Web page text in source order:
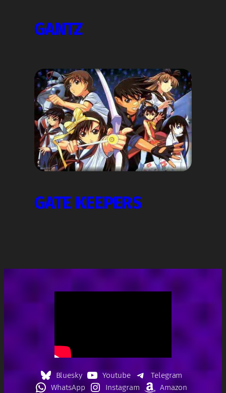
GANTZ
GATE KEEPERS
Bluesky Youtube
Telegram
WhatsApp
Instagram Amazon